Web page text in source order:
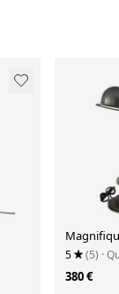
5 (5) ·
380 €